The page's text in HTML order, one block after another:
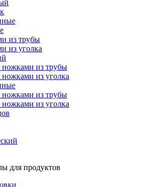
из трубы
из уголка
ножками из трубы
ножками из уголка
ножками из трубы
из уголка
для продуктов